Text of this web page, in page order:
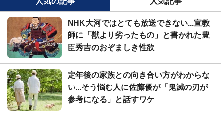
NHK大河ではとても放送できない...宣教
師に「獣より劣ったもの」と書かれた豊
臣秀吉のおぞましき性欲
定年後の家族との向き合い方がわからな
い...そう悩む人に佐藤優が「鬼滅の刃が
参考になる」と話すワケ